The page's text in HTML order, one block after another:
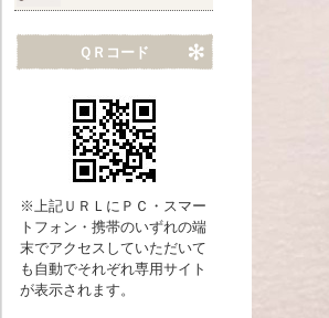
ＱＲコード
※上記ＵＲＬにＰＣ・スマー
トフォン・携帯のいずれの端
末でアクセスしていただいて
も自動でそれぞれ専用サイト
が表示されます。